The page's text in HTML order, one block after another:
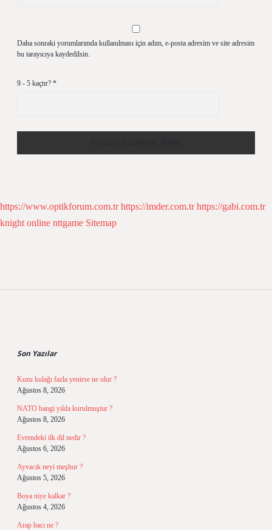
Daha sonraki yorumlarımda kullanılması için adım, e-posta adresim ve site adresim
bu tarayıcıya kaydedilsin.
9 - 5 kaçtır? *
https://www.optikforum.com.tr https://imder.com.tr https://gabi.com.tr
knight online nttgame Sitemap
Son Yazılar
Kuzu kulağı fazla yenirse ne olur ?
Ağustos 8, 2026
NATO hangi yılda kurulmuştur ?
Ağustos 8, 2026
Evrendeki ilk dil nedir ?
Ağustos 6, 2026
Ayvacık neyi meşhur ?
Ağustos 5, 2026
Boya niye kalkar ?
Ağustos 4, 2026
Arap bacı ne ?